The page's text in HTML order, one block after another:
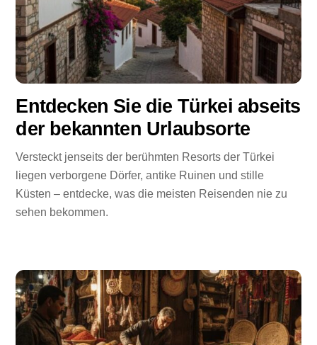
Entdecken Sie die Türkei abseits
der bekannten Urlaubsorte
Versteckt jenseits der berühmten Resorts der Türkei
liegen verborgene Dörfer, antike Ruinen und stille
Küsten – entdecke, was die meisten Reisenden nie zu
sehen bekommen.